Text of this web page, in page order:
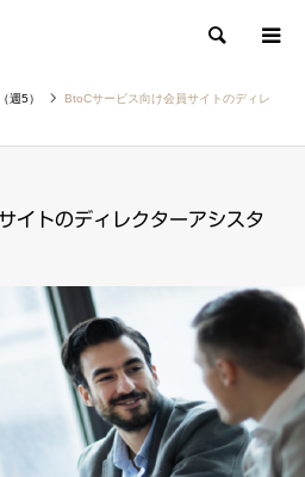
検索
週5）
BtoCサービス向け会員サイトのディレ
イトのディレクターアシスタ